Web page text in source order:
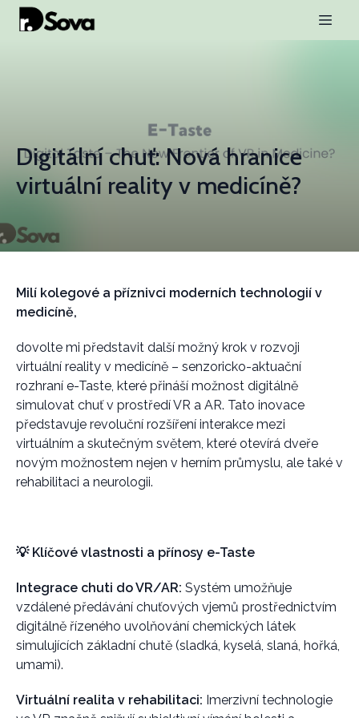
Digitální chuť: Nová hranice
virtuální reality v medicíně?
Milí kolegové a příznivci moderních technologií v
medicíně,
dovolte mi představit další možný krok v rozvoji
virtuální reality v medicíně – senzoricko-aktuační
rozhraní e-Taste, které přináší možnost digitálně
simulovat chuť v prostředí VR a AR. Tato inovace
představuje revoluční rozšíření interakce mezi
virtuálním a skutečným světem, které otevírá dveře
novým možnostem nejen v herním průmyslu, ale také v
rehabilitaci a neurologii.
💡 Klíčové vlastnosti a přínosy e-Taste
Integrace chuti do VR/AR: Systém umožňuje
vzdálené předávání chuťových vjemů prostřednictvím
digitálně řízeného uvolňování chemických látek
simulujících základní chutě (sladká, kyselá, slaná, hořká,
umami).
Virtuální realita v rehabilitaci: Imerzivní technologie